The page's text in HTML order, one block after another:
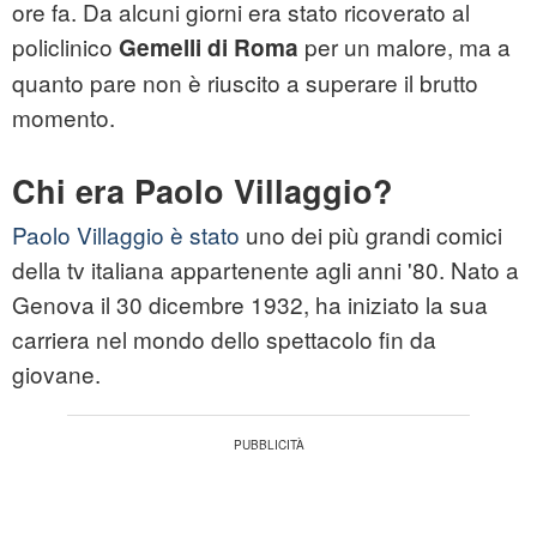
ore fa. Da alcuni giorni era stato ricoverato al
policlinico Gemelli di Roma per un malore, ma a
quanto pare non è riuscito a superare il brutto
momento.
Chi era Paolo Villaggio?
Paolo Villaggio è stato uno dei più grandi comici
della tv italiana appartenente agli anni '80. Nato a
Genova il 30 dicembre 1932, ha iniziato la sua
carriera nel mondo dello spettacolo fin da
giovane.